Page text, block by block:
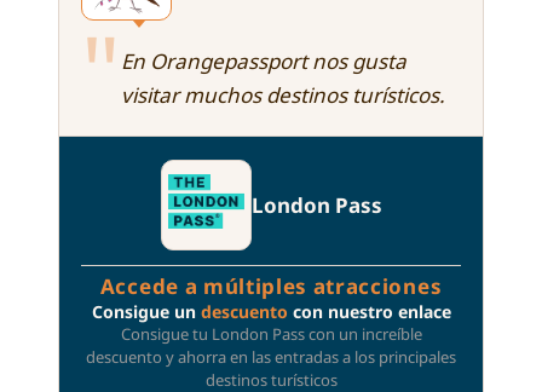
" En Orangepassport nos gusta
visitar muchos destinos turísticos.
London Pass
Accede a múltiples atracciones
Consigue un descuento con nuestro enlace
Consigue tu London Pass con un increíble
descuento y ahorra en las entradas a los principales
destinos turísticos